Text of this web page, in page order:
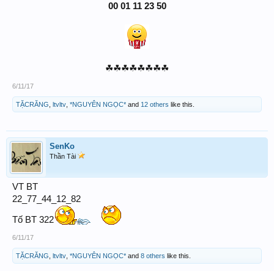
00 01 11 23 50
☘☘☘☘☘☘☘☘​
6/11/17
TẶCRĂNG ltvltv *NGUYÊN NGỌC* and 12 others like this.
SenKo
Thần Tài
VT BT
22_77_44_12_82
Tố BT 322
6/11/17
TẶCRĂNG ltvltv *NGUYÊN NGỌC* and 8 others like this.